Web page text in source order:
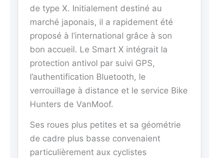
de type X. Initialement destiné au
marché japonais, il a rapidement été
proposé à l’international grâce à son
bon accueil. Le Smart X intégrait la
protection antivol par suivi GPS,
l’authentification Bluetooth, le
verrouillage à distance et le service Bike
Hunters de VanMoof.
Ses roues plus petites et sa géométrie
de cadre plus basse convenaient
particulièrement aux cyclistes